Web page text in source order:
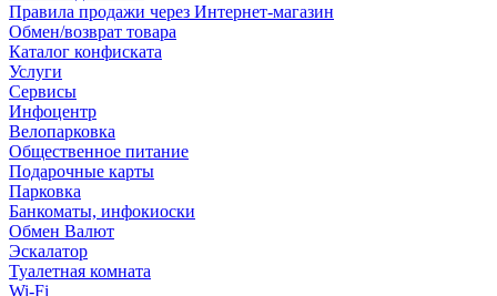
Правила продажи через Интернет-магазин
Обмен/возврат товара
Каталог конфиската
Услуги
Сервисы
Инфоцентр
Велопарковка
Общественное питание
Подарочные карты
Парковка
Банкоматы, инфокиоски
Обмен Валют
Эскалатор
Туалетная комната
Wi-Fi